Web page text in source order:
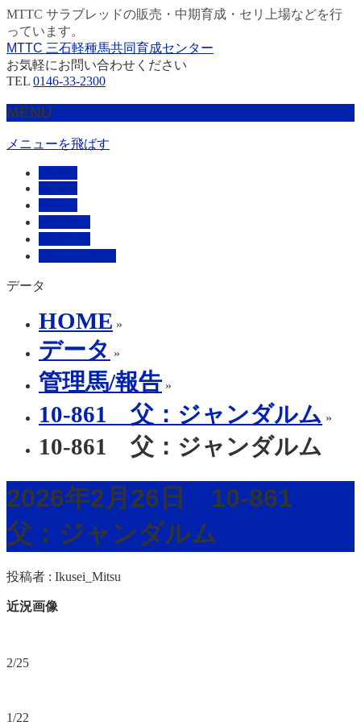
MTTC サラブレッドの販売・中期育成・セリ上場などを行
っています。
MTTC 三石軽種馬共同育成センター
お気軽にお問い合わせください
TEL 0146-33-2300
MENU
メニューを飛ばす
データ
HOME »
データ »
管理馬/報告 »
10-861 父：ジャンダルム »
10-861 父：ジャンダルム
2026年2月26日 10-861
父：ジャンダルム
投稿者 : Ikusei_Mitsu
近況画像
2/25
1/22